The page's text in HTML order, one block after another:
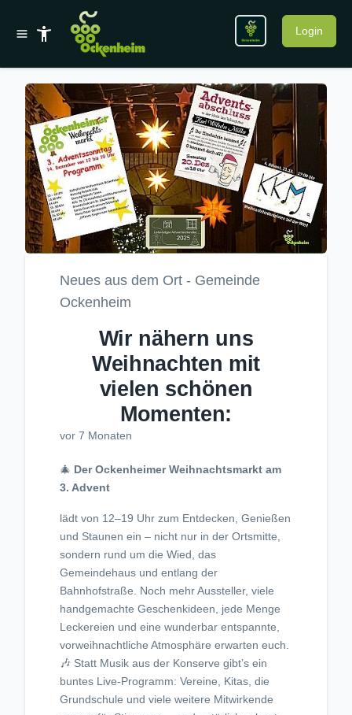
Login
Neues aus dem Ort - Gemeinde
Ockenheim
Wir nähern uns
Weihnachten mit
vielen schönen
Momenten:
vor 7 Monaten
🎄 Der Ockenheimer Weihnachtsmarkt am
3. Advent
lädt von 12–19 Uhr zum Entdecken, Genießen
und Staunen ein – nicht nur in der Ortsmitte,
sondern rund um die Wied, das
Gemeindehaus und entlang der
Bahnhofstraße. Noch mehr Aussteller, viele
handgemachte Geschenkideen, jede Menge
Leckereien und eine wunderbar entspannte,
vorweihnachtliche Atmosphäre erwarten euch.
🎶 Statt Musik aus der Konserve gibt’s ein
buntes Live-Programm: Vereine, Kitas, die
Grundschule und viele weitere Mitwirkende